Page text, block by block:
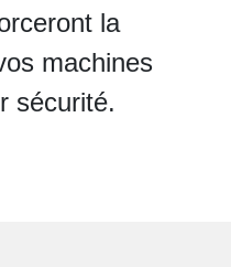
la
machines
sécurité.